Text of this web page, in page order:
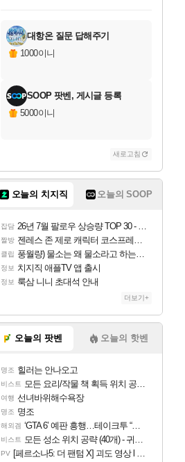
교환.
당첨되셨습니다.
당첨되셨습니다.
당첨되셨습니다.
당첨되셨습니다.
당첨되셨습니다.
당첨되셨습니다.
에디션 (스팀코드)를 교환.
당첨되셨습니다.
대항온 질문 답해주기
1000이니
SOOP 팟벤, 게시글 등록
5000이니
새로고침
오늘의 치지직 오늘의 SOOP
잡담 26년 7월 팔로우 상승량 TOP 30 - 월간 치지직
짤방 젠레스 존 제로 캐릭터 코스프레한 꽁주
클립 풍월량) 물소는 왜 물소라고 하는거야? 아! 그만 ㅋㅋ
정보 치지직 애플TV 앱 출시
정보 룩삼 니니 초대석 안내
더보기+
오늘의 팟벤 오늘의 핫벤
명조 힐러는 안나오고
비스트 모든 요리/작물 책 획득 위치 공략 (36개) - 미식가 도전과제
여행 선녀바위해수욕장
명조 명조
해외겜 ‘GTA 6’ 예판 흥행…테이크투 “내부 예상 크게 넘어”
비스트 모든 성소 위치 공략 (40개) - 귀환한 영혼 도전과제
PV [페르소나5: 더 팬텀 X] 괴도 영상 l 타카마키 안·댄싱 스타